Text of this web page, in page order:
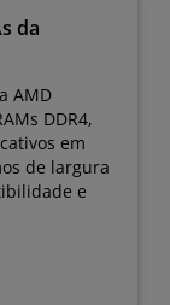
da
AMD
DDR4,
em
de largura
e